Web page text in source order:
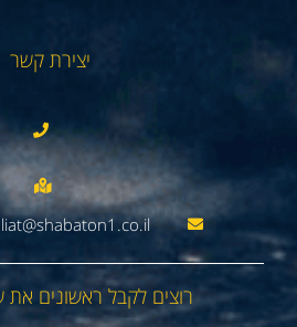
יצירת קשר
רוצים לקבל ראשונים את